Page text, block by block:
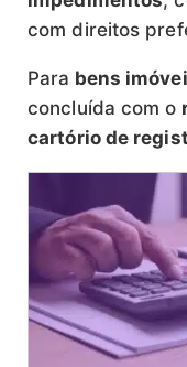
com direitos
Para bens
concluída com o
cartório de